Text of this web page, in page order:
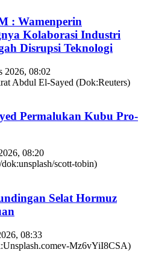
: Wamenperin
Kolaborasi Industri
Disrupsi Teknologi
2026, 08:02
Permalukan Kubu Pro-
08:20
Selat Hormuz
08:33